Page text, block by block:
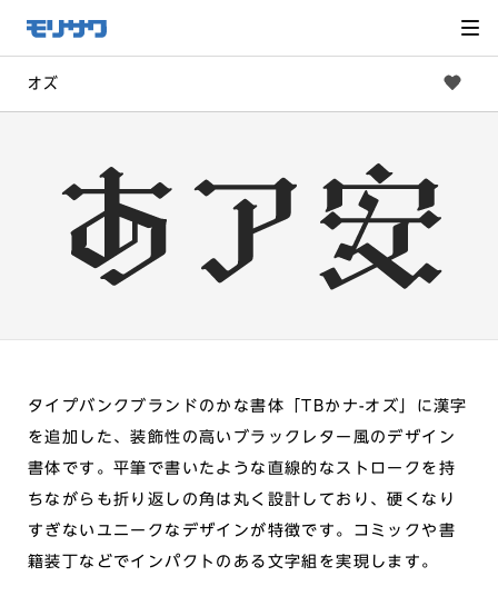
メ
ニュー
飛ばし
へ移動
オズ
タイプバンクブランドのかな書体「TBかナ-オズ」に漢字
を追加した、装飾性の高いブラックレター風のデザイン
書体です。平筆で書いたような直線的なストロークを持
ちながらも折り返しの角は丸く設計しており、硬くなり
すぎないユニークなデザインが特徴です。コミックや書
籍装丁などでインパクトのある文字組を実現します。